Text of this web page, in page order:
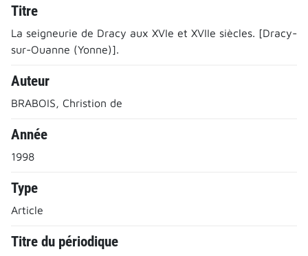
Titre
La seigneurie de Dracy aux XVIe et XVIIe siècles. [Dracy-
sur-Ouanne (Yonne)].
Auteur
BRABOIS, Christion de
Année
1998
Type
Article
Titre du périodique